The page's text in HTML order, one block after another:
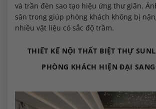
và trần đèn sao tạo hiệu ứng thư giãn.
sân trong giúp phòng khách không bị
nhiều vật liệu có sắc độ trầm.
THIẾT KẾ NỘI THẤT BIỆT THỰ
PHÒNG KHÁCH HIỆN ĐẠI SANG